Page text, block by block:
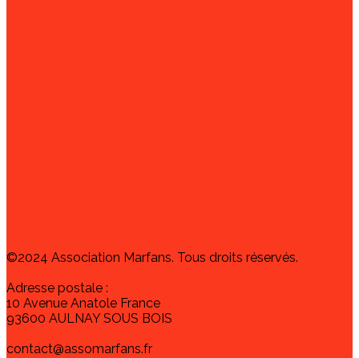
©2024 Association Marfans. Tous droits réservés.
Adresse postale :
10 Avenue Anatole France
93600 AULNAY SOUS BOIS
contact@assomarfans.fr